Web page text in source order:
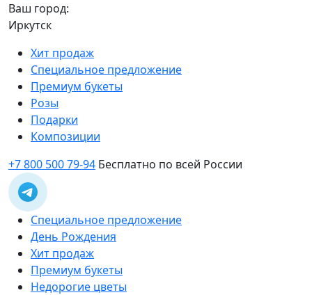
Ваш город:
Иркутск
Хит продаж
Специальное предложение
Премиум букеты
Розы
Подарки
Композиции
+7 800 500 79-94 Бесплатно по всей России
Специальное предложение
День Рождения
Хит продаж
Премиум букеты
Недорогие цветы